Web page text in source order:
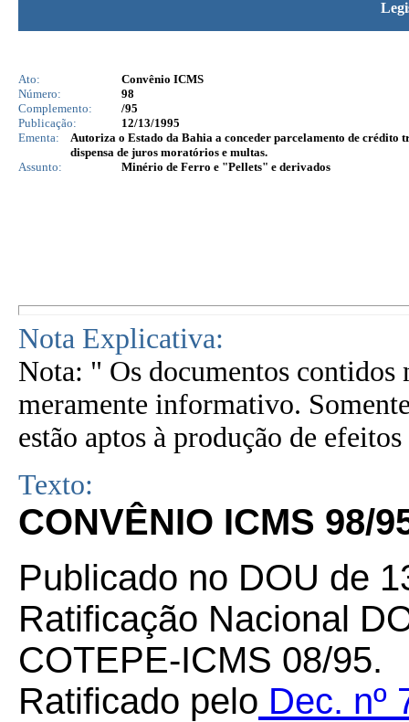
Ato:
Convênio ICMS
Número:
98
Complemento:
/95
Publicação:
12/13/1995
Ementa:
Autoriza o Estado da Bahia a conceder parcelamento de
dispensa de juros moratórios e multas.
Assunto:
Minério de Ferro e "Pellets" e derivados
Nota Explicativa:
Nota: " Os documentos contidos
meramente informativo.
estão aptos à produção de
Texto:
CONVÊNIO ICMS 98/
Publicado no DOU de
Ratificação Nacional
COTEPE-ICMS 08/95.
Ratificado pelo Dec. nº